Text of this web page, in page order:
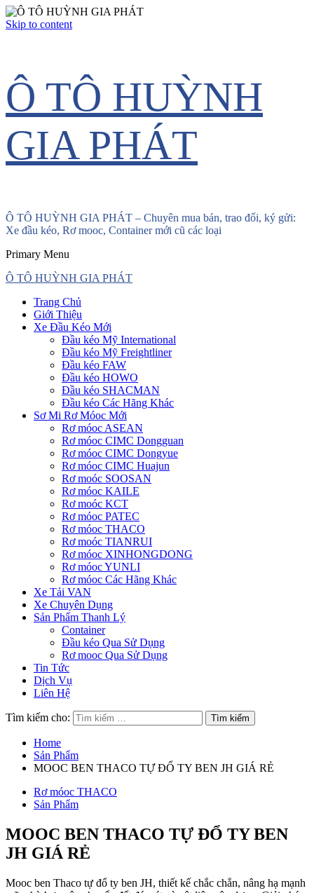
Skip to content
Ô TÔ HUỲNH
GIA PHÁT
Ô TÔ HUỲNH GIA PHÁT – Chuyên mua bán, trao đổi, ký gửi:
Xe đầu kéo, Rơ mooc, Container mới cũ các loại
Primary Menu
Ô TÔ HUỲNH GIA PHÁT
Trang Chủ
Giới Thiệu
Xe Đầu Kéo Mới
Đầu kéo Mỹ International
Đầu kéo Mỹ Freightliner
Đầu kéo FAW
Đầu kéo HOWO
Đầu kéo SHACMAN
Đầu kéo Các Hãng Khác
Sơ Mi Rơ Móoc Mới
Rơ móoc ASEAN
Rơ móoc CIMC Dongguan
Rơ móoc CIMC Dongyue
Rơ móoc CIMC Huajun
Rơ moóc SOOSAN
Rơ móoc KAILE
Rơ moóc KCT
Rơ móoc PATEC
Rơ móoc THACO
Rơ moóc TIANRUI
Rơ móoc XINHONGDONG
Rơ móoc YUNLI
Rơ móoc Các Hãng Khác
Xe Tải VAN
Xe Chuyên Dụng
Sản Phẩm Thanh Lý
Container
Đầu kéo Qua Sử Dụng
Rơ mooc Qua Sử Dụng
Tin Tức
Dịch Vụ
Liên Hệ
Tìm kiếm cho:
Home
Sản Phẩm
MOOC BEN THACO TỰ ĐỔ TY BEN JH GIÁ RẺ
Rơ móoc THACO
Sản Phẩm
MOOC BEN THACO TỰ ĐỔ TY BEN
JH GIÁ RẺ
Mooc ben Thaco tự đổ ty ben JH, thiết kế chắc chắn, nâng hạ mạnh